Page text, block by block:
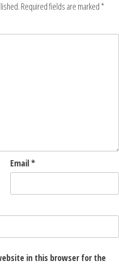
Required fields are marked *
Email*
in this browser for the